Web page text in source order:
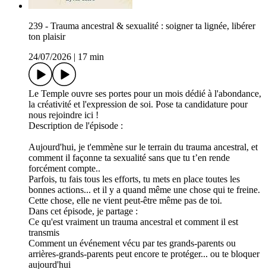
239 - Trauma ancestral & sexualité : soigner ta lignée, libérer
ton plaisir
24/07/2026
17 min
Le Temple ouvre ses portes pour un mois dédié à l'abondance,
la créativité et l'expression de soi. Pose ta candidature pour
nous rejoindre ici !
Description de l'épisode :
Aujourd'hui, je t'emmène sur le terrain du trauma ancestral, et
comment il façonne ta sexualité sans que tu t’en rende
forcément compte..
Parfois, tu fais tous les efforts, tu mets en place toutes les
bonnes actions... et il y a quand même une chose qui te freine.
Cette chose, elle ne vient peut-être même pas de toi.
Dans cet épisode, je partage :
Ce qu'est vraiment un trauma ancestral et comment il est
transmis
Comment un événement vécu par tes grands-parents ou
arrières-grands-parents peut encore te protéger... ou te bloquer
aujourd'hui